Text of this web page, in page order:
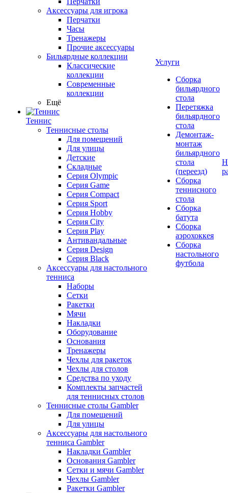
Аксессуары для игрока
Перчатки
Часы
Тренажеры
Прочие аксессуары
Бильярдные коллекции
Классические
коллекции
Современные
коллекции
Ещё
Теннис
Теннисные столы
Для помещений
Для улицы
Детские
Складные
Серия Olympic
Серия Game
Серия Compact
Серия Sport
Серия Hobby
Серия City
Серия Play
Антивандальные
Серия Design
Серия Black
Аксессуары для настольного
тенниса
Наборы
Сетки
Ракетки
Мячи
Накладки
Оборудование
Основания
Тренажеры
Чехлы для ракеток
Чехлы для столов
Средства по уходу
Комплекты запчастей
для теннисных столов
Теннисные столы Gambler
Для помещений
Для улицы
Аксессуары для настольного
тенниса Gambler
Накладки Gambler
Основания Gambler
Сетки и мячи Gambler
Чехлы Gambler
Ракетки Gambler
Услуги
Сборка
бильярдного
стола
Перетяжка
бильярдного
стола
Демонтаж-
монтаж
бильярдного
стола
(переезд)
Сборка
теннисного
стола
Сборка
батута
Сборка
аэрохоккея
Сборка
настольного
футбола